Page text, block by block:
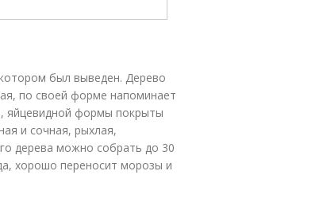
был выведен. Дерево
по своей форме напоминает
яйцевидной формы покрыты
и сочная, рыхлая,
дерева можно собрать до 30
хорошо переносит морозы и